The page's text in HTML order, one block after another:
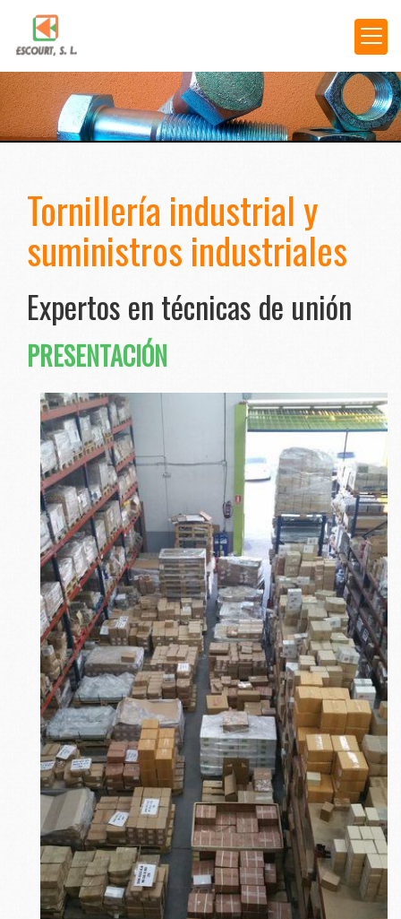
Tornillería industrial y
suministros industriales
Expertos en técnicas de unión
PRESENTACIÓN